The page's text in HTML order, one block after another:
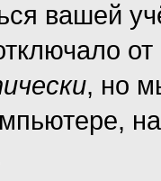
вашей
, но